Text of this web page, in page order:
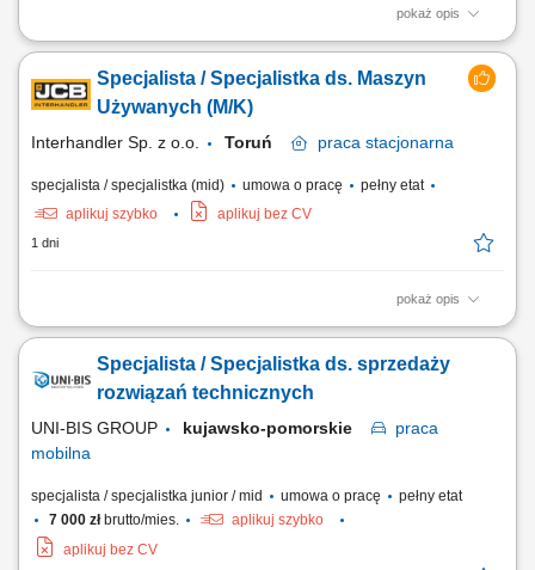
pokaż opis
Teren pracy: 2-3 powiaty Twoja Misja: Budowanie partnerskich relacji z
rozwiązań wspierających efektywność gospodarstw; Osiąganie celów
sprzedażowych z zachowaniem jakości obsługi;
Specjalista / Specjalistka ds. Maszyn
Używanych (M/K)
Interhandler Sp. z o.o. Toruń praca stacjonarna
specjalista / specjalistka (mid) umowa o pracę
pełny etat
aplikuj szybko
aplikuj bez CV
1 dni
pokaż opis
Kogo szukamy: Poszukujemy Specjalisty/Specjalistki ds. Maszyn
zagadnieniami technicznymi. Zadania: Zarządzanie ofertą maszyn
używanych – analiza, wycena, comiesięczna aktualizacja oferty;
Specjalista / Specjalistka ds. sprzedaży
rozwiązań technicznych
UNI-BIS GROUP kujawsko-pomorskie
praca
mobilna
specjalista / specjalistka junior / mid umowa o pracę
pełny etat
7 000 złbrutto/mies.
aplikuj szybko
aplikuj bez CV